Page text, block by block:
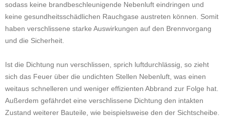
sodass keine brandbeschleunigende Nebenluft eindringen und
keine gesundheitsschädlichen Rauchgase austreten können. Somit
haben verschlissene starke Auswirkungen auf den Brennvorgang
und die Sicherheit.
Ist die Dichtung nun verschlissen, sprich luftdurchlässig, so zieht
sich das Feuer über die undichten Stellen Nebenluft, was einen
weitaus schnelleren und weniger effizienten Abbrand zur Folge hat.
Außerdem gefährdet eine verschlissene Dichtung den intakten
Zustand weiterer Bauteile, wie beispielsweise den der Sichtscheibe.